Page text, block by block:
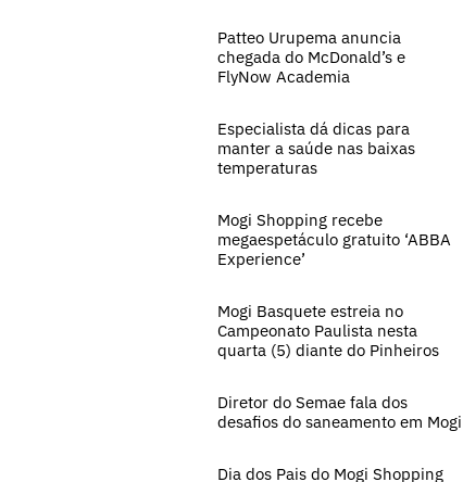
Patteo Urupema anuncia
chegada do McDonald’s e
FlyNow Academia
Especialista dá dicas para
manter a saúde nas baixas
temperaturas
Mogi Shopping recebe
megaespetáculo gratuito ‘ABBA
Experience’
Mogi Basquete estreia no
Campeonato Paulista nesta
quarta (5) diante do Pinheiros
Diretor do Semae fala dos
desafios do saneamento em Mogi
Dia dos Pais do Mogi Shopping